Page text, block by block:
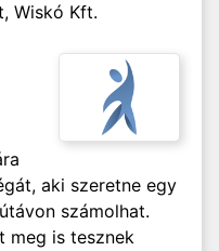
Wiskó Kft.
aki szeretne egy
számolhat.
meg is tesznek